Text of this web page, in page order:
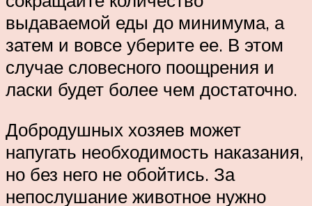
выдаваемой еды до минимума, а
затем и вовсе уберите ее. В этом
случае словесного поощрения и
ласки будет более чем достаточно.
Добродушных хозяев может
напугать необходимость наказания,
но без него не обойтись. За
непослушание животное нужно